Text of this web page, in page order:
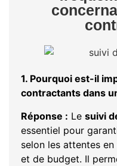
1. Pourquoi est-il
contractants dans
Réponse : Le suivi
essentiel pour
selon les attentes
et de budget. Il